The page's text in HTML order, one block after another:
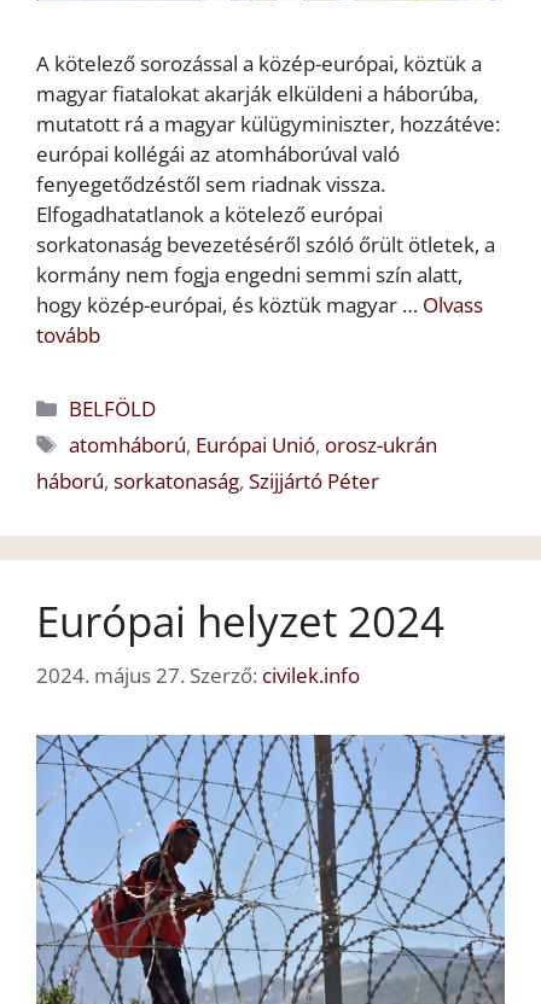
A kötelező sorozással a közép-európai, köztük a
magyar fiatalokat akarják elküldeni a háborúba,
mutatott rá a magyar külügyminiszter, hozzátéve:
európai kollégái az atomháborúval való
fenyegetődzéstől sem riadnak vissza.
Elfogadhatatlanok a kötelező európai
sorkatonaság bevezetéséről szóló őrült ötletek, a
kormány nem fogja engedni semmi szín alatt,
hogy közép-európai, és köztük magyar … Olvass
tovább
Kategória
BELFÖLD
Címkék
atomháború, Európai Unió, orosz-ukrán
háború, sorkatonaság, Szijjártó Péter
Európai helyzet 2024
2024. május 27. Szerző: civilek.info